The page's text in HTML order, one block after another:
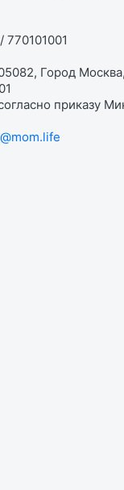
Город
приказу